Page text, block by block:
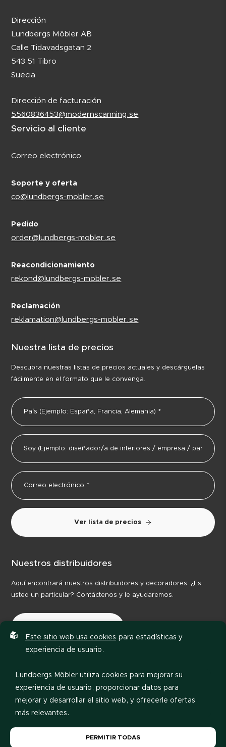
Dirección
Lundbergs Möbler AB
Calle Tidavadsgatan 2
543 51 Tibro
Suecia
Dirección de facturación
5560836453@modernscanning.se
Servicio al cliente
Correo electrónico
Soporte y oferta
co@lundbergs-mobler.se
Pedido
order@lundbergs-mobler.se
Reacondicionamiento
rekond@lundbergs-mobler.se
Reclamación
reklamation@lundbergs-mobler.se
Nuestra lista de precios
Descubra nuestras listas de precios actuales y descárguelas
fácilmente en el formato que le convenga.
Ver lista de precios
Nuestros distribuidores
Aquí encontrará nuestros distribuidores y decoradores. ¿Es
usted un particular? Contáctenos y le ayudaremos.
Política de privacidad
Este sitio web usa cookies para estadísticas y
experiencia de usuario.
Lundbergs Möbler utiliza cookies para mejorar su
experiencia de usuario, proporcionar datos para
mejorar y desarrollar el sitio web, y ofrecerle ofertas
más relevantes.
PERMITIR TODAS